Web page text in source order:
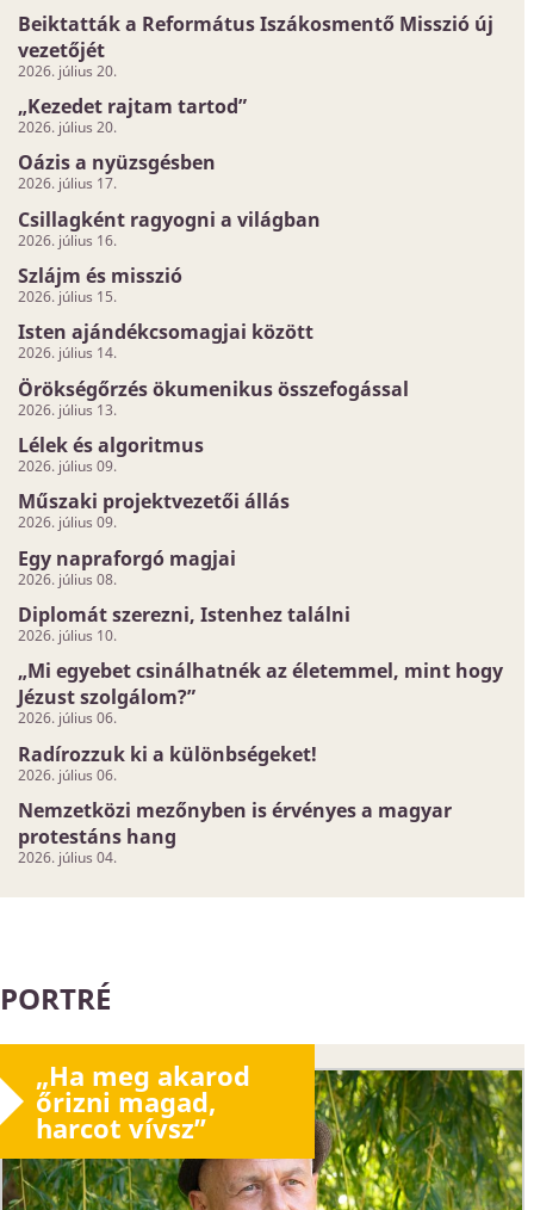
Beiktatták a Református Iszákosmentő Misszió új
vezetőjét
2026. július 20.
„Kezedet rajtam tartod”
2026. július 20.
Oázis a nyüzsgésben
2026. július 17.
Csillagként ragyogni a világban
2026. július 16.
Szlájm és misszió
2026. július 15.
Isten ajándékcsomagjai között
2026. július 14.
Örökségőrzés ökumenikus összefogással
2026. július 13.
Lélek és algoritmus
2026. július 09.
Műszaki projektvezetői állás
2026. július 09.
Egy napraforgó magjai
2026. július 08.
Diplomát szerezni, Istenhez találni
2026. július 10.
„Mi egyebet csinálhatnék az életemmel, mint hogy
Jézust szolgálom?”
2026. július 06.
Radírozzuk ki a különbségeket!
2026. július 06.
Nemzetközi mezőnyben is érvényes a magyar
protestáns hang
2026. július 04.
PORTRÉ
„Ha meg akarod
őrizni magad,
harcot vívsz”